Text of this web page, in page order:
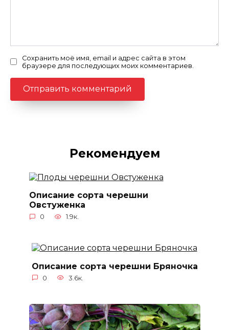
Сохранить моё имя, email и адрес сайта в этом
браузере для последующих моих комментариев.
Рекомендуем
Описание сорта черешни
Овстуженка
0 1.9к.
Описание сорта черешни Бряночка
0 3.6к.